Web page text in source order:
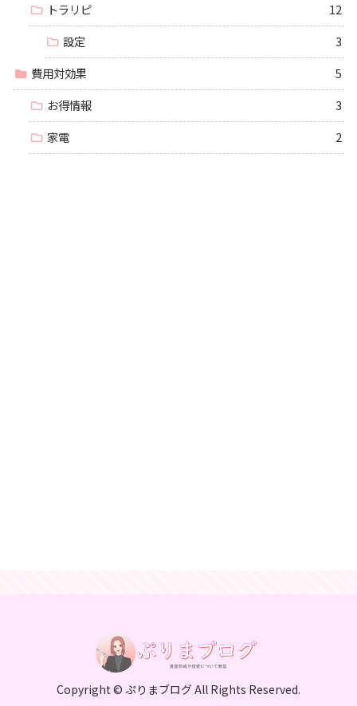
トラリピ
12
設定
3
費用対効果
5
お得情報
3
家電
2
Copyright © ぷりまブログ All Rights Reserved.